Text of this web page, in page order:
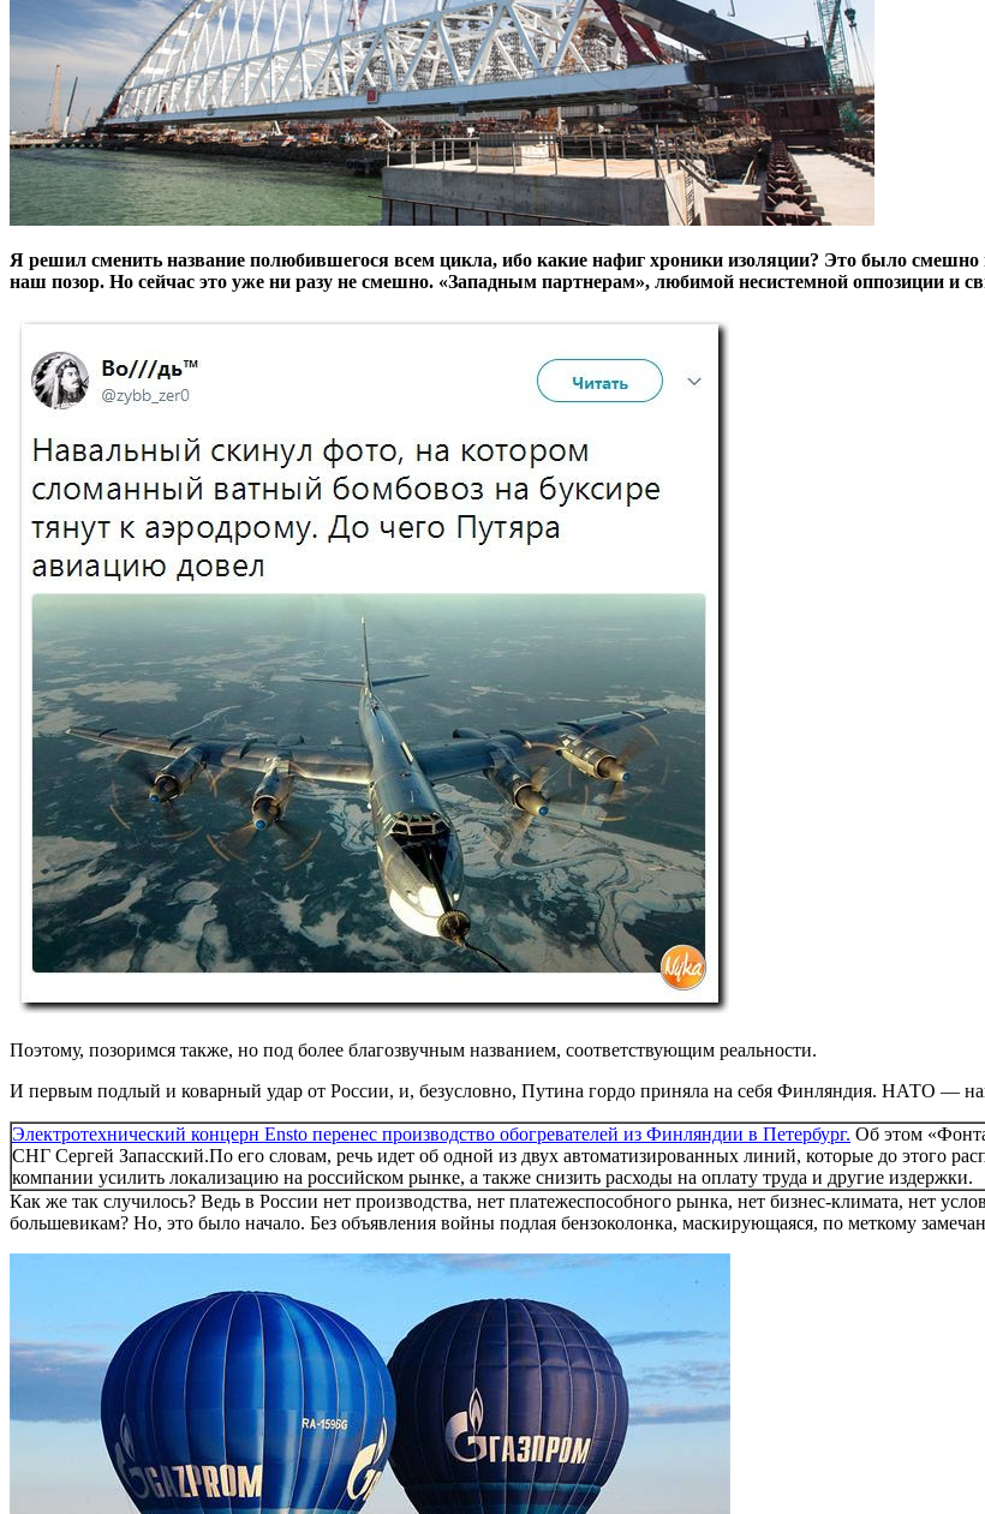
Я решил сменить название полюбившегося всем цикла, ибо какие нафиг хроники изоляции? Это было смешно
наш позор. Но сейчас это уже ни разу не смешно. «Западным партнерам», любимой несистемной оппозиции и
Поэтому, позоримся также, но под более благозвучным названием, соответствующим реальности.
И первым подлый и коварный удар от России, и, безусловно, Путина гордо приняла на себя Финляндия. НАТО —
Электротехнический концерн Ensto перенес производство обогревателей из Финляндии в Петербург. Об этом
СНГ Сергей Запасский.По его словам, речь идет об одной из двух автоматизированных линий, которые до этого
компании усилить локализацию на российском рынке, а также снизить расходы на оплату труда и другие издержки.
Как же так случилось? Ведь в России нет производства, нет платежеспособного рынка, нет бизнес-климата, нет
большевикам? Но, это было начало. Без объявления войны подлая бензоколонка, маскирующаяся, по меткому